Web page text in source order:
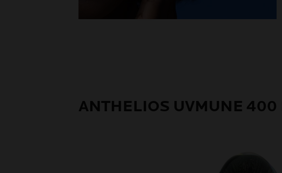
ANTHELIOS UVMUNE 400